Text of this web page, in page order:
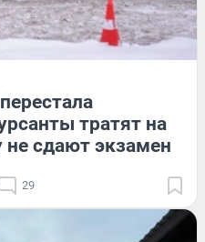
тратят на
сдают экзамен
29